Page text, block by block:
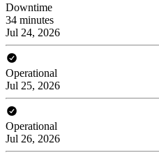
Downtime
34 minutes
Jul 24, 2026
Operational
Jul 25, 2026
Operational
Jul 26, 2026